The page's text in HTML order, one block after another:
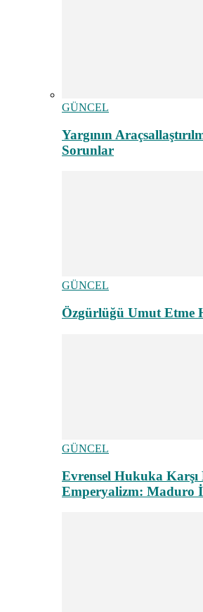
GÜNCEL
Yargının
Sorunlar
GÜNCEL
Özgürlüğü Umut Etme
GÜNCEL
Evrensel Hukuka Karşı
Emperyalizm: Maduro